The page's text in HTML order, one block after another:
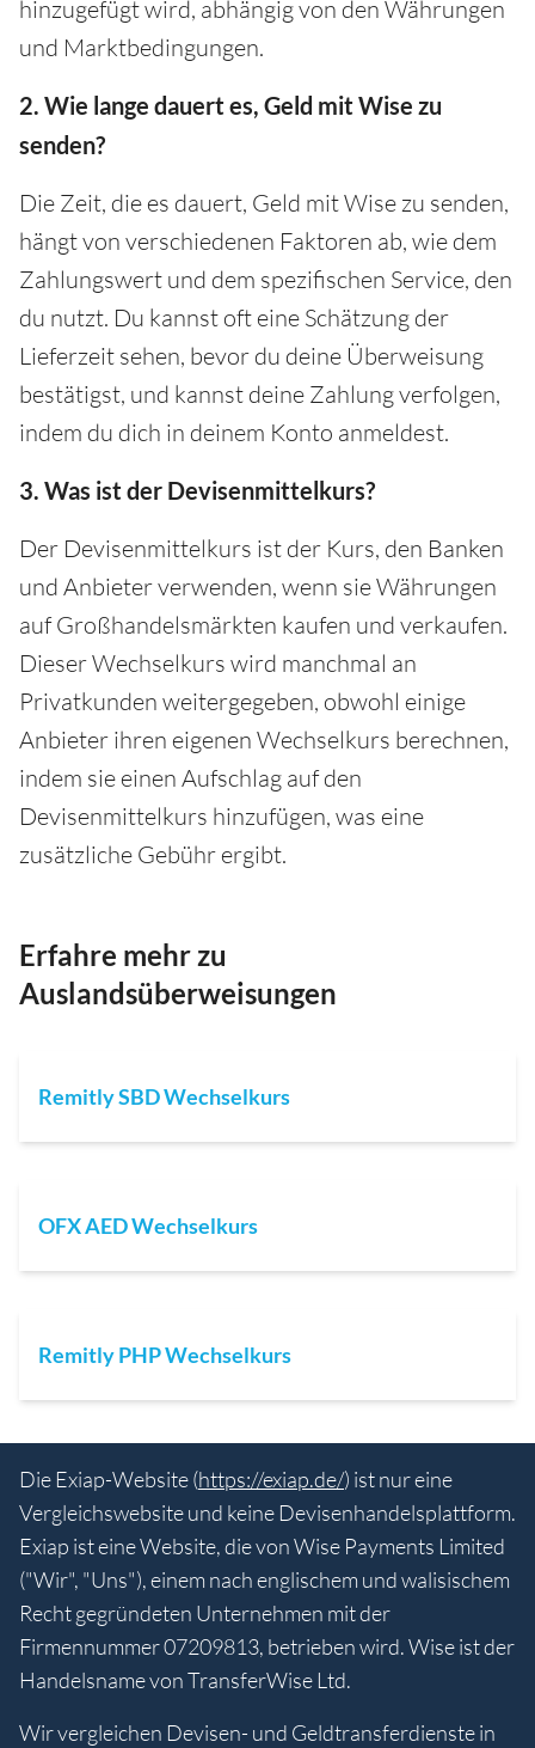
hinzugefügt wird, abhängig von den Währungen
und Marktbedingungen.
2. Wie lange dauert es, Geld mit Wise zu
senden?
Die Zeit, die es dauert, Geld mit Wise zu senden,
hängt von verschiedenen Faktoren ab, wie dem
Zahlungswert und dem spezifischen Service, den
du nutzt. Du kannst oft eine Schätzung der
Lieferzeit sehen, bevor du deine Überweisung
bestätigst, und kannst deine Zahlung verfolgen,
indem du dich in deinem Konto anmeldest.
3. Was ist der Devisenmittelkurs?
Der Devisenmittelkurs ist der Kurs, den Banken
und Anbieter verwenden, wenn sie Währungen
auf Großhandelsmärkten kaufen und verkaufen.
Dieser Wechselkurs wird manchmal an
Privatkunden weitergegeben, obwohl einige
Anbieter ihren eigenen Wechselkurs berechnen,
indem sie einen Aufschlag auf den
Devisenmittelkurs hinzufügen, was eine
zusätzliche Gebühr ergibt.
Erfahre mehr zu
Auslandsüberweisungen
Remitly SBD Wechselkurs
OFX AED Wechselkurs
Remitly PHP Wechselkurs
Die Exiap-Website (https://exiap.de/) ist nur eine
Vergleichswebsite und keine Devisenhandelsplattform.
Exiap ist eine Website, die von Wise Payments Limited
("Wir", "Uns"), einem nach englischem und walisischem
Recht gegründeten Unternehmen mit der
Firmennummer 07209813, betrieben wird. Wise ist der
Handelsname von TransferWise Ltd.
Wir vergleichen Devisen- und Geldtransferdienste in